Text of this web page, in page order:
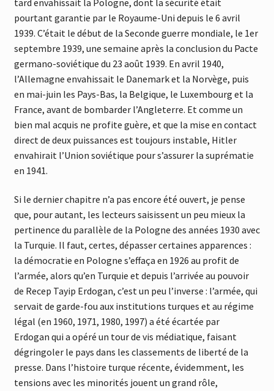
pourtant garantie par le Royaume-Uni depuis le 6 avril
1939. C’était le début de la Seconde guerre mondiale, le 1er
septembre 1939, une semaine après la conclusion du Pacte
germano-soviétique du 23 août 1939. En avril 1940,
l’Allemagne envahissait le Danemark et la Norvège, puis
en mai-juin les Pays-Bas, la Belgique, le Luxembourg et la
France, avant de bombarder l’Angleterre. Et comme un
bien mal acquis ne profite guère, et que la mise en contact
direct de deux puissances est toujours instable, Hitler
envahirait l’Union soviétique pour s’assurer la suprématie
en 1941.
Si le dernier chapitre n’a pas encore été ouvert, je pense
que, pour autant, les lecteurs saisissent un peu mieux la
pertinence du parallèle de la Pologne des années 1930 avec
la Turquie. Il faut, certes, dépasser certaines apparences :
la démocratie en Pologne s’effaça en 1926 au profit de
l’armée, alors qu’en Turquie et depuis l’arrivée au pouvoir
de Recep Tayip Erdogan, c’est un peu l’inverse : l’armée, qui
servait de garde-fou aux institutions turques et au régime
légal (en 1960, 1971, 1980, 1997) a été écartée par
Erdogan qui a opéré un tour de vis médiatique, faisant
dégringoler le pays dans les classements de liberté de la
presse. Dans l’histoire turque récente, évidemment, les
tensions avec les minorités jouent un grand rôle,